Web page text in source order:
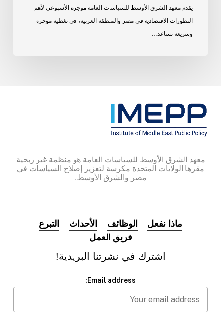
يقدم معهد الشرق الأوسط للسياسات العامة موجزه الأسبوعي لأهم
التطورات الاقتصادية في مصر والمنطقة العربية، في تغطية موجزة
وسريعة تساعد…
معهد الشرق الأوسط للسياسات العامة هو منظمة غير ربحية
مقرها الولايات المتحدة مكرسة لتعزيز إصلاح السياسات في
مصر والشرق الأوسط.
التبرع الأحداث الوظائف
ماذا نفعل
فريق العمل
اشترك في نشرتنا البريدية!
Email address: